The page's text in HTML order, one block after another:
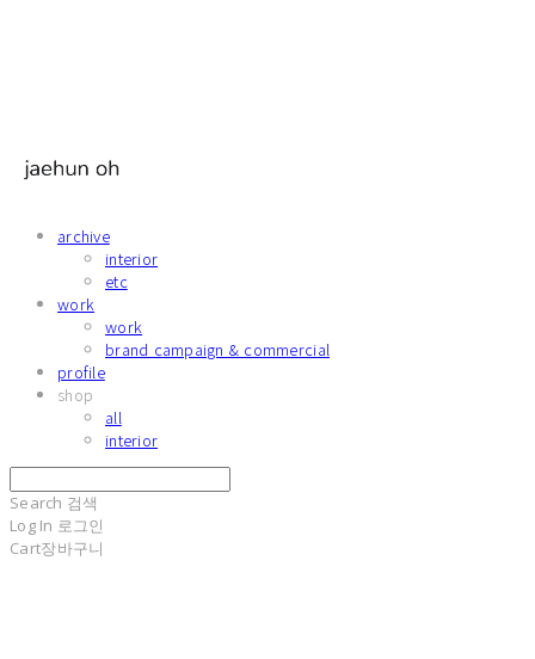
archive
interior
etc
work
work
brand campaign & commercial
profile
shop
all
interior
Search 검색
Log In 로그인
Cart장바구니